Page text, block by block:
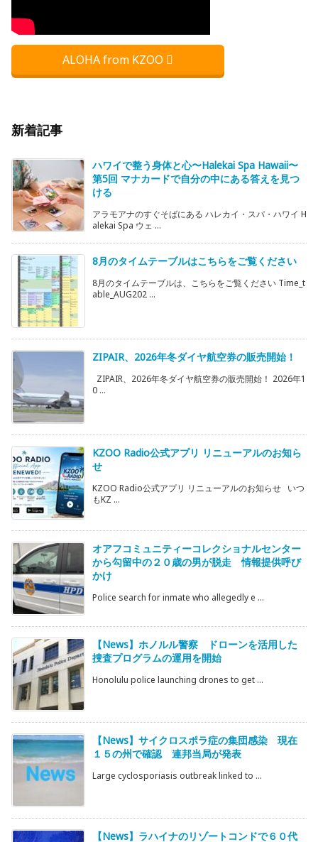
ALOHA from KZOO
新着記事
ハワイで整う身体と心〜Halekai Spa Hawaii〜
第5回 マナカードで自分の中にある答えを見つ
ける
アラモアナのすぐそばにある ハレカイ・スパ・ハワイ H
alekai Spa ウェ ...
8月のタイムテーブルはこちらをご覧ください
8月のタイムテーブルは、こちらをご覧ください Time_t
able_AUG202 ...
ZIPAIR、2026年冬ダイヤ航空券の販売開始！
ZIPAIR、2026年冬ダイヤ航空券の販売開始！ 2026年1
0 ...
KZOO Radio公式アプリ リニューアルのお知ら
せ
KZOO Radio公式アプリ リニューアルのお知らせ いつ
もKZ ...
オアフコミュニティーコレクショナルセンター
から勾留中の２０歳の男が脱走 情報提供呼び
かけ
Police search for inmate who allegedly e ...
【News】ホノルル警察 ドローンを活用した
捜査プログラムの運用を開始
Honolulu police launching drones to get ...
【News】サイクロスポラ症の集団感染 現在
１５の州で確認 連邦当局が発表
Large cyclosporiasis outbreak linked to ...
【News】ラハイナのリゾートコンドで６０代